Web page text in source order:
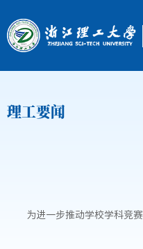
理工要闻
为进一步推动学校学科竞